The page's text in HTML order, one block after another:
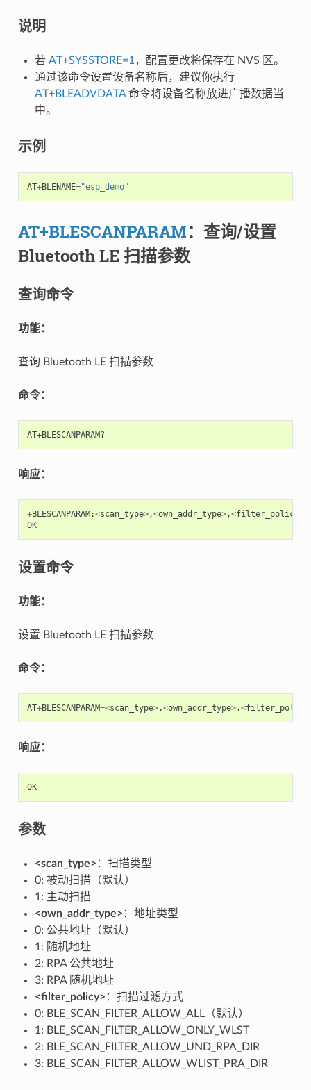
说明
若 AT+SYSSTORE=1 ，配置更改将保存在 NVS 区。
通过该命令设置设备名称后，建议你执行
AT+BLEADVDATA命令将设备名称放进广播数据当
中。
示例
AT+BLENAME="esp_demo"
AT+BLESCANPARAM：查询/设置
Bluetooth LE 扫描参数
查询命令
功能：
查询 Bluetooth LE 扫描参数
命令：
响应：
+BLESCANPARAM:<scan_type>,<own_addr_type>,<filter_policy
OK
设置命令
功能：
设置 Bluetooth LE 扫描参数
命令：
AT+BLESCANPARAM=<scan_type>,<own_addr_type>,<filter_policy
响应：
OK
参数
<scan_type> ：扫描类型
0: 被动扫描（默认）
1: 主动扫描
<own_addr_type> ：地址类型
0: 公共地址（默认）
1: 随机地址
2: RPA 公共地址
3: RPA 随机地址
<filter_policy> ：扫描过滤方式
0: BLE_SCAN_FILTER_ALLOW_ALL（默认）
1: BLE_SCAN_FILTER_ALLOW_ONLY_WLST
2: BLE_SCAN_FILTER_ALLOW_UND_RPA_DIR
3: BLE_SCAN_FILTER_ALLOW_WLIST_PRA_DIR